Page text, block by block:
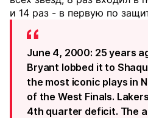
и 14 раз - в первую по
June 4, 2000: 25 years
Bryant lobbed it to
the most iconic plays in
of the West Finals.
4th quarter deficit. The